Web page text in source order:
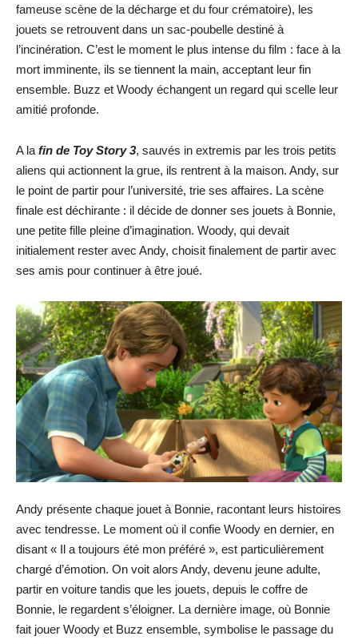
fameuse scène de la décharge et du four crématoire), les
jouets se retrouvent dans un sac-poubelle destiné à
l’incinération. C’est le moment le plus intense du film : face à la
mort imminente, ils se tiennent la main, acceptant leur fin
ensemble. Buzz et Woody échangent un regard qui scelle leur
amitié profonde.
A la fin de Toy Story 3, sauvés in extremis par les trois petits
aliens qui actionnent la grue, ils rentrent à la maison. Andy, sur
le point de partir pour l’université, trie ses affaires. La scène
finale est déchirante : il décide de donner ses jouets à Bonnie,
une petite fille pleine d’imagination. Woody, qui devait
initialement rester avec Andy, choisit finalement de partir avec
ses amis pour continuer à être joué.
Andy présente chaque jouet à Bonnie, racontant leurs histoires
avec tendresse. Le moment où il confie Woody en dernier, en
disant « Il a toujours été mon préféré », est particulièrement
chargé d’émotion. On voit alors Andy, devenu jeune adulte,
partir en voiture tandis que les jouets, depuis le coffre de
Bonnie, le regardent s’éloigner. La dernière image, où Bonnie
fait jouer Woody et Buzz ensemble, symbolise le passage du